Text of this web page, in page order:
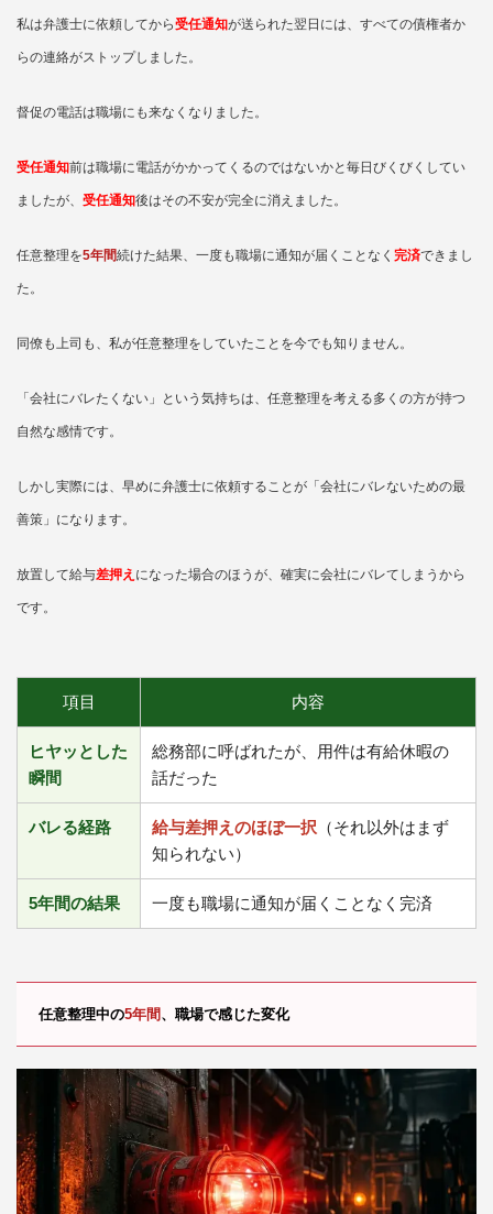
私は弁護士に依頼してから受任通知が送られた翌日には、すべての債権者か
らの連絡がストップしました。
督促の電話は職場にも来なくなりました。
受任通知前は職場に電話がかかってくるのではないかと毎日びくびくしてい
ましたが、 受任通知後はその不安が完全に消えました。
任意整理を5年間続けた結果、一度も職場に通知が届くことなく 完済できまし
た。
同僚も上司も、私が任意整理をしていたことを今でも知りません。
「会社にバレたくない」という気持ちは、任意整理を考える多くの方が持つ
自然な感情です。
しかし実際には、早めに弁護士に依頼することが「会社にバレないための最
善策」になります。
放置して給与差押え になった場合のほうが、確実に会社にバレてしまうから
です。
項目 内容
ヒヤッとした
瞬間
総務部に呼ばれたが、用件は有給休暇の
話だった
バレる経路 給与差押えのほぼ一択 （それ以外はまず
知られない）
5年間の結果 一度も職場に通知が届くことなく完済
任意整理中の5年間 、職場で感じた変化